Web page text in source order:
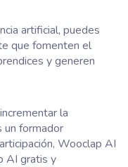
artificial, puedes
que fomenten el
y generen
la
un formador
Wooclap AI
AI gratis y